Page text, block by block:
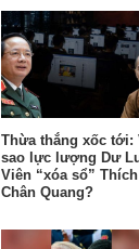
Thừa thắng xốc tới:
sao lực lượng Dư
Viên “xóa sổ” Thích
Chân Quang?